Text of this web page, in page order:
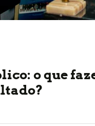
o que